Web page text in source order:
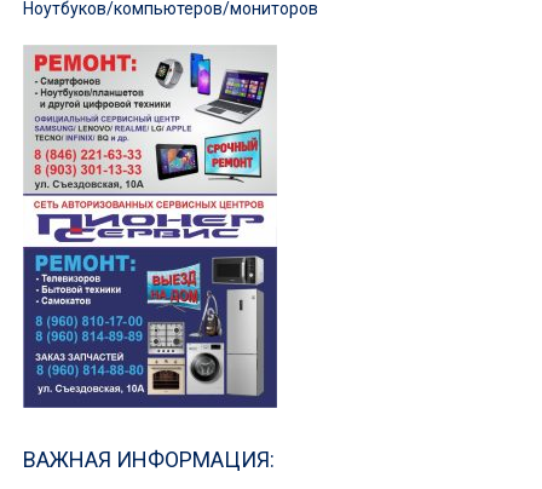
Ноутбуков/компьютеров/мониторов
ВАЖНАЯ ИНФОРМАЦИЯ: